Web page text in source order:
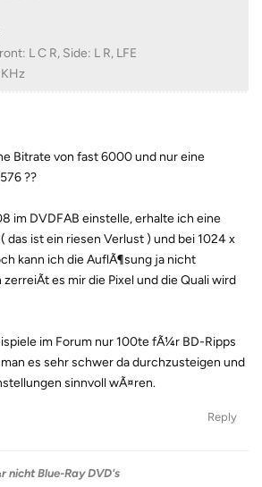
L C R, Side: L R, LFE
Bitrate von fast 6000 und nur eine
??
im DVDFAB einstelle, erhalte ich eine
das ist ein riesen Verlust ) und bei 1024 x
kann ich die AuflÃ¶sung ja nicht
es mir die Pixel und die Quali wird
im Forum nur 100te fÃ¼r BD-Ripps
es sehr schwer da durchzusteigen und
sinnvoll wÃ¤ren.
Reply
nicht Blue-Ray DVD's